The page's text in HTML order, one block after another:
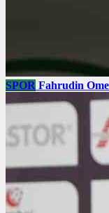
SPOR Fahrudin